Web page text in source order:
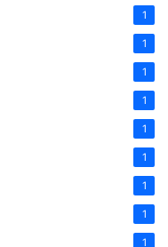
1
1
1
1
1
1
1
1
1